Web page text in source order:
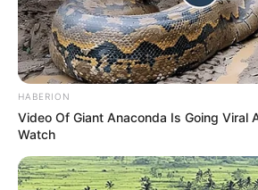
-ad5
HABERION
Video Of Giant Anaconda Is Going Viral
Watch